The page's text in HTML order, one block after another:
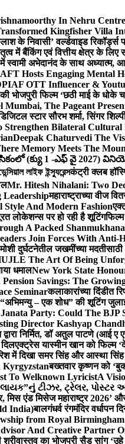
In Nehru
Kingfisher Villa
के निवासी’ वर्ल्डवाइड
में बैंकिंग एवं वित्तीय क्षेत्र के
स्वामी अभेदानंद के साथ अध्यात्म,
Hosts Engaging Mental
OTT Influencer &
की भोजपुरी फिल्म ‘छठी माई के
The Pageant
स्टार सौरभ शर्मा, सिंगर
Bilateral Cultural
Deepak Chaturvedi The
Memory Meets The
(క్యు 1 -ఎఫ్ వై 2027)
লাইফ ইন্স্যুরেন্সकंट्री क्लब
Mr. Hitesh Nihalani: Two
Leadershipमहाराष्ट्राच्या वीज
And Modern Fashion
लोकेशन्स पर हो रही है शूटिंग
A Packed
Join Forces With Anti-
मोशी दुर्घटनेतील जखमींच्या
The Art Of Being
धमालNew York State
Savings: The
Seminarकलाकारांच्या दिंडीत
– एक शोध” की शूटिंग
Party: Could The
Director Kashyap
निर्मित, डॉ अतुल पाटणे (आई
एक्ट्रेस यास्मीन खान को फिल्म
में दिखा समर सिंह और आस्था
Kyrgyzstanबख्तवार कृष्णन को
To Welknown LyricistA
ટીઝર, ટ્રેલર, પોસ્ટર
मिस एंड मिसेज महाराष्ट्र 2026’
India)बालगंधर्व रंगमंदिर वर्धापन
from Royal
And Creative Partner
का भोजपुरी सैड सांग ‘उहे